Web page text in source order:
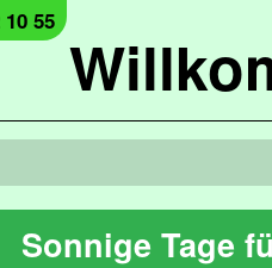
55
Sonnige Tage